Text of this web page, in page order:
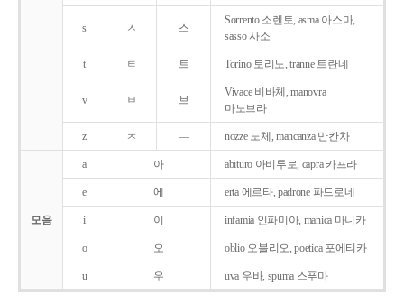
s ㅅ 스
Sorrento 소렌토, asma 아스마,
sasso 사소
t ㅌ 트 Torino 토리노, tranne 트란네
v ㅂ 브
Vivace 비바체, manovra
마노브라
z ㅊ ― nozze 노체, mancanza 만칸차
모음
a 아 abituro 아비투로, capra 카프라
e 에 erta 에르타, padrone 파드로네
i 이 infamia 인파미아, manica 마니카
o 오 oblio 오블리오, poetica 포에티카
u 우 uva 우바, spuma 스푸마